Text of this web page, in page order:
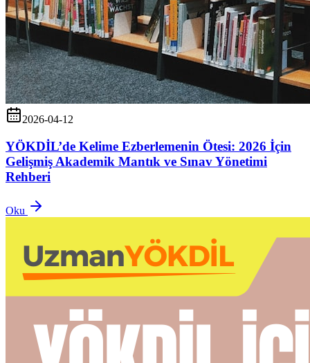
2026-04-12
YÖKDİL’de Kelime Ezberlemenin Ötesi: 2026 İçin
Gelişmiş Akademik Mantık ve Sınav Yönetimi
Rehberi
Oku